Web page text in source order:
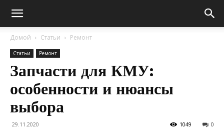
Домой Статьи Ремонт
Статьи Ремонт
Запчасти для КМУ:
особенности и нюансы
выбора
29.11.2020 0
1049